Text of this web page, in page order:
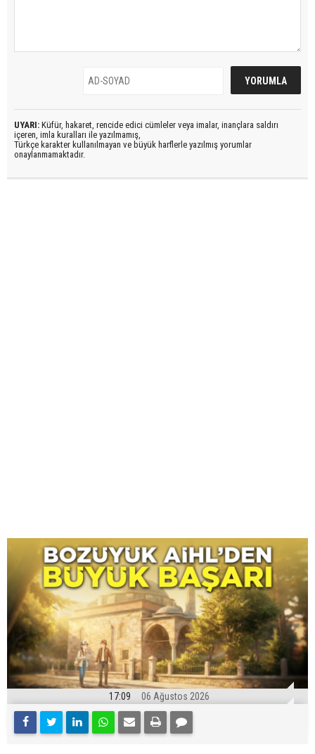
UYARI: Küfür, hakaret, rencide edici cümleler veya imalar, inançlara saldırı
içeren, imla kuralları ile yazılmamış,
Türkçe karakter kullanılmayan ve büyük harflerle yazılmış yorumlar
onaylanmamaktadır.
17:09 06 Ağustos 2026